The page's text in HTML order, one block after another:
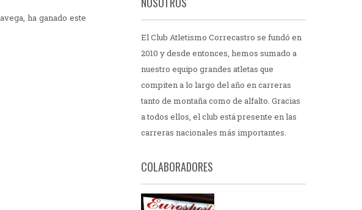
ha ganado este
El Club Atletismo Correcastro se fundó en
2010 y desde entonces, hemos sumado a
nuestro equipo grandes atletas que
compiten a lo largo del año en carreras
tanto de montaña como de alfalto. Gracias
a todos ellos, el club está presente en las
carreras nacionales más importantes.
COLABORADORES